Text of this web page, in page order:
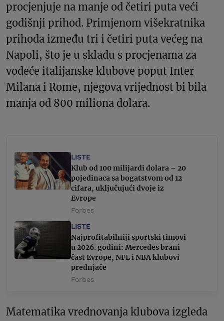
procjenjuje na manje od četiri puta veći
godišnji prihod. Primjenom višekratnika
prihoda između tri i četiri puta većeg na
Napoli, što je u skladu s procjenama za
vodeće italijanske klubove poput Inter
Milana i Rome, njegova vrijednost bi bila
manja od 800 miliona dolara.
LISTE
Klub od 100 milijardi dolara – 20
pojedinaca sa bogatstvom od 12
cifara, uključujući dvoje iz
Evrope
Forbes
LISTE
Najprofitabilniji sportski timovi
u 2026. godini: Mercedes brani
čast Evrope, NFL i NBA klubovi
prednjače
Forbes
Matematika vrednovanja klubova izgleda